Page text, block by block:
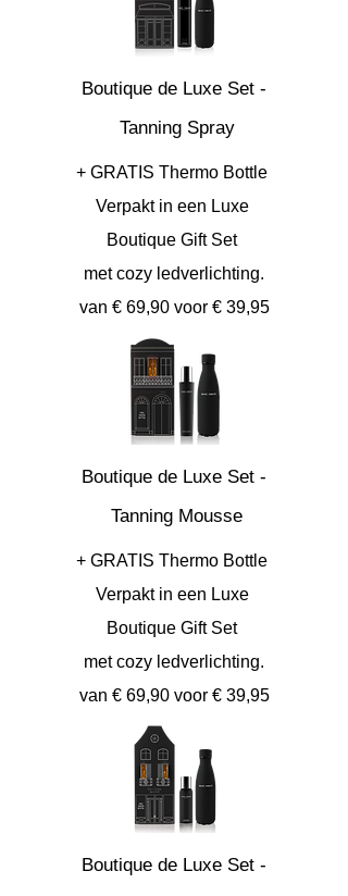
Boutique de Luxe Set -
Tanning Spray
+ GRATIS Thermo Bottle
Verpakt in een Luxe
Boutique Gift Set
met cozy ledverlichting.
van € 69,90 voor € 39,95
Boutique de Luxe Set -
Tanning Mousse
+ GRATIS Thermo Bottle
Verpakt in een Luxe
Boutique Gift Set
met cozy ledverlichting.
van € 69,90 voor € 39,95
Boutique de Luxe Set -